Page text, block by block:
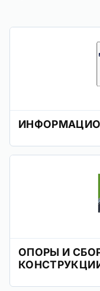
ОПОРЫ И